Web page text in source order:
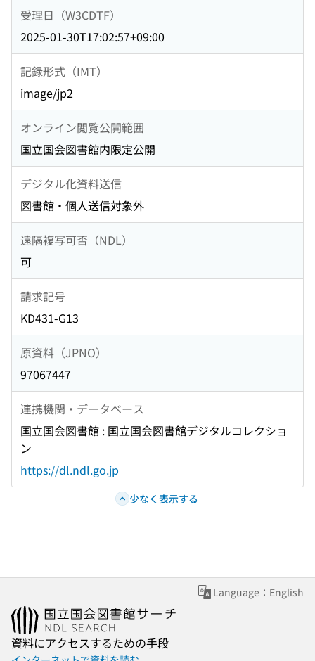
受理日（W3CDTF）
2025-01-30T17:02:57+09:00
記録形式（IMT）
image/jp2
オンライン閲覧公開範囲
国立国会図書館内限定公開
デジタル化資料送信
図書館・個人送信対象外
遠隔複写可否（NDL）
可
請求記号
KD431-G13
原資料（JPNO）
97067447
連携機関・データベース
国立国会図書館 : 国立国会図書館デジタルコレクショ
ン
https://dl.ndl.go.jp
少なく表示する
Language：English
資料にアクセスするための手段